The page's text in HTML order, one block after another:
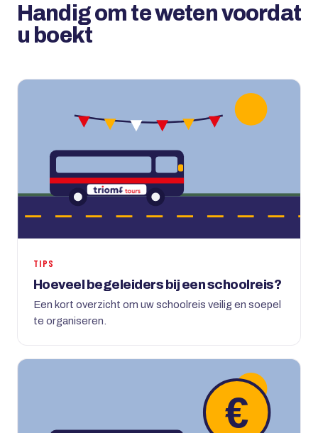
Handig om te weten voordat
u boekt
TIPS
Hoeveel begeleiders bij een schoolreis?
Een kort overzicht om uw schoolreis veilig en soepel
te organiseren.